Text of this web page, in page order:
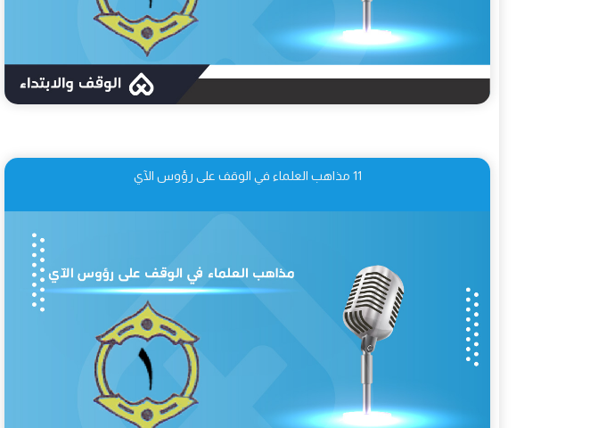
11 مذاهب العلماء في الوقف على رؤوس الآي